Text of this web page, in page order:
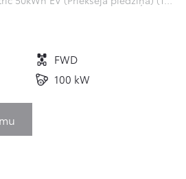
FWD
100 kW